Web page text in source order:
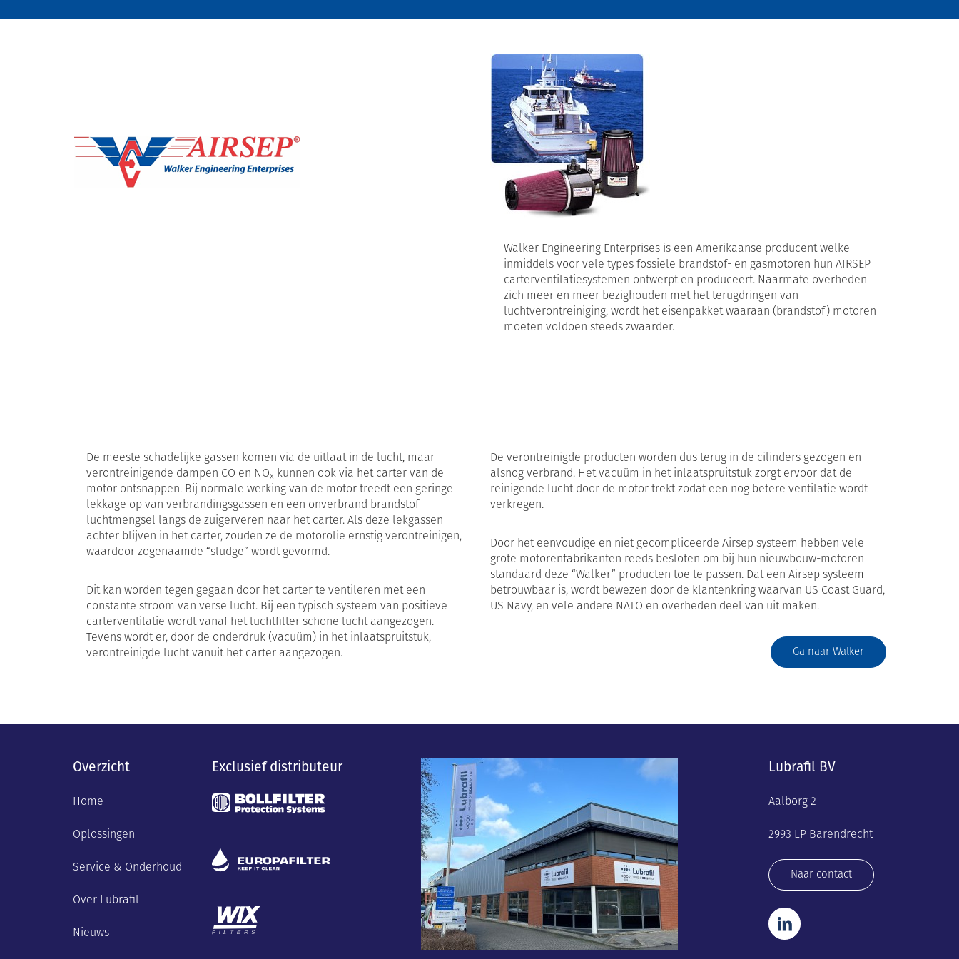
Walker Engineering Enterprises is een Amerikaanse producent welke
inmiddels voor vele types fossiele brandstof- en gasmotoren hun AIRSEP
carterventilatiesystemen ontwerpt en produceert. Naarmate overheden
zich meer en meer bezighouden met het terugdringen van
luchtverontreiniging, wordt het eisenpakket waaraan (brandstof) motoren
moeten voldoen steeds zwaarder.
De meeste schadelijke gassen komen via de uitlaat in de lucht, maar
verontreinigende dampen CO en NOx kunnen ook via het carter van de
motor ontsnappen. Bij normale werking van de motor treedt een geringe
lekkage op van verbrandingsgassen en een onverbrand brandstof-
luchtmengsel langs de zuigerveren naar het carter. Als deze lekgassen
achter blijven in het carter, zouden ze de motorolie ernstig verontreinigen,
waardoor zogenaamde “sludge” wordt gevormd.
Dit kan worden tegen gegaan door het carter te ventileren met een
constante stroom van verse lucht. Bij een typisch systeem van positieve
carterventilatie wordt vanaf het luchtfilter schone lucht aangezogen.
Tevens wordt er, door de onderdruk (vacuüm) in het inlaatspruitstuk,
verontreinigde lucht vanuit het carter aangezogen.
De verontreinigde producten worden dus terug in de cilinders gezogen en
alsnog verbrand. Het vacuüm in het inlaatspruitstuk zorgt ervoor dat de
reinigende lucht door de motor trekt zodat een nog betere ventilatie wordt
verkregen.
Door het eenvoudige en niet gecompliceerde Airsep systeem hebben vele
grote motorenfabrikanten reeds besloten om bij hun nieuwbouw-motoren
standaard deze “Walker” producten toe te passen. Dat een Airsep systeem
betrouwbaar is, wordt bewezen door de klantenkring waarvan US Coast Guard,
US Navy, en vele andere NATO en overheden deel van uit maken.
Ga naar Walker
Overzicht
Home
Oplossingen
Service & Onderhoud
Over Lubrafil
Nieuws
Exclusief distributeur Lubrafil BV
Aalborg 2
2993 LP Barendrecht
Naar contact